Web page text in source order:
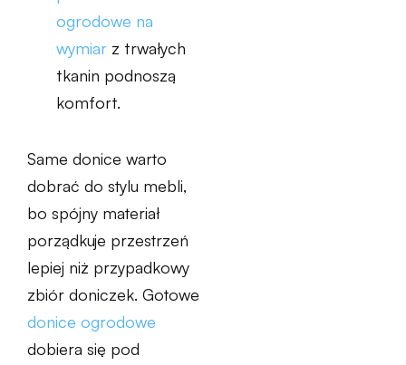
ogrodowe na
wymiar z trwałych
tkanin podnoszą
komfort.
Same donice warto
dobrać do stylu mebli,
bo spójny materiał
porządkuje przestrzeń
lepiej niż przypadkowy
zbiór doniczek. Gotowe
donice ogrodowe
dobiera się pod